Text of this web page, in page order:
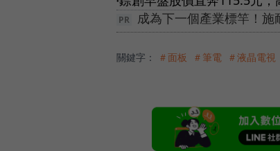
成為下一個產業標竿！
關鍵字： ＃面板 ＃筆電 ＃液晶電視